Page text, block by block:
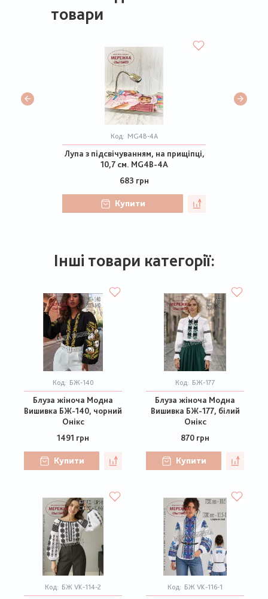
товари
Код: MG4B-4A
Лупа з підсвічуванням, на прищіпці,
10,7 см. MG4B-4A
683 грн
Купити
Інші товари категорії:
Код: БЖ-140
Блуза жіноча Модна
Вишивка БЖ-140, чорний
Онікс
1491 грн
Купити
Код: БЖ-177
Блуза жіноча Модна
Вишивка БЖ-177, білий
Онікс
870 грн
Купити
Код: БЖ VK-114-2 Код: БЖ VK-116-1